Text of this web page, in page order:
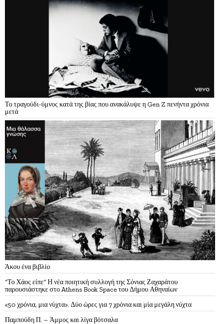
Το τραγούδι-ύμνος κατά της βίας που ανακάλυψε η Gen Z πενήντα χρόνια
μετά
Άκου ένα βιβλίο
“Το Χάος είπε” Η νέα ποιητική συλλογή της Σόνιας Ζαχαράτου
παρουσιάστηκε στο Athens Book Space του Δήμου Αθηναίων
«50 χρόνια, μια νύχτα». Δύο ώρες για 7 χρόνια και μία μεγάλη νύχτα
Παμπούδη Π. – Άμμος και λίγα βότσαλα